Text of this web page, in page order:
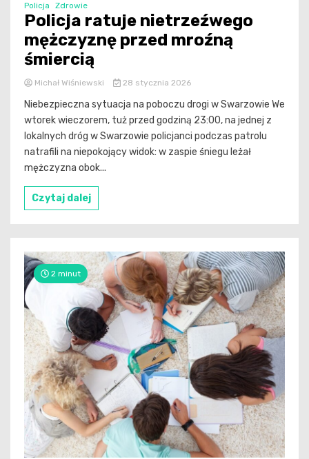
Policja Zdrowie
Policja ratuje nietrzeźwego
mężczyznę przed mroźną
śmiercią
Michał Wiśniewski 28 stycznia 2026
Niebezpieczna sytuacja na poboczu drogi w Swarzowie We
wtorek wieczorem, tuż przed godziną 23:00, na jednej z
lokalnych dróg w Swarzowie policjanci podczas patrolu
natrafili na niepokojący widok: w zaspie śniegu leżał
mężczyzna obok...
Czytaj dalej
2 minut